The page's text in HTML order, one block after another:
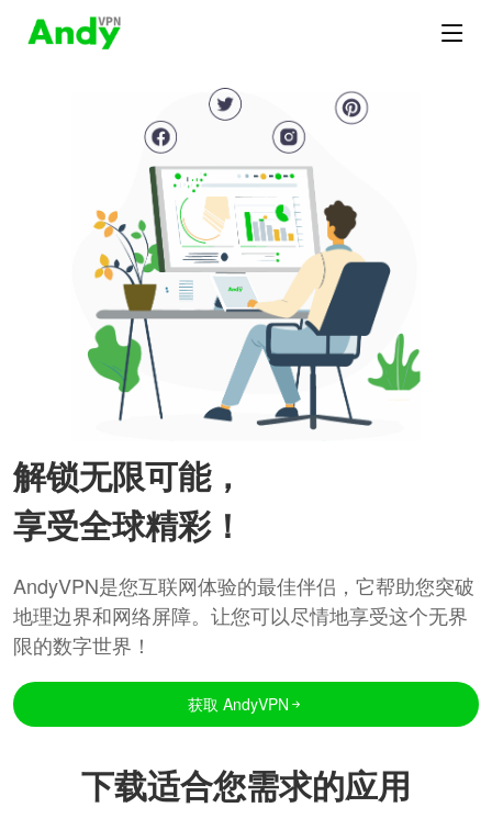
解锁无限可能，
享受全球精彩！
AndyVPN是您互联网体验的最佳伴侣，它帮助您突破
地理边界和网络屏障。让您可以尽情地享受这个无界
限的数字世界！
获取 AndyVPN
下载适合您需求的应用